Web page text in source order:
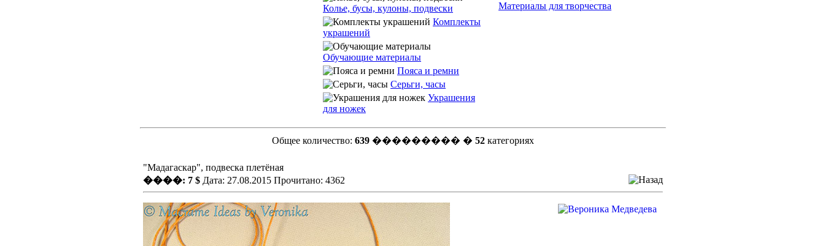
Колье, бусы, кулоны, подвески
Комплекты
украшений
Обучающие материалы
Пояса и ремни
Серьги, часы
Украшения
для ножек
Материалы для творчества
Общее количество: 639 ��������� � 52 категориях
"Мадагаскар", подвеска плетёная
����: 7 $ Дата: 27.08.2015 Прочитано: 4362